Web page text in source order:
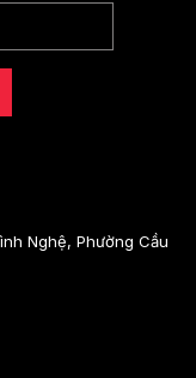
Nghệ, Phường Cầu